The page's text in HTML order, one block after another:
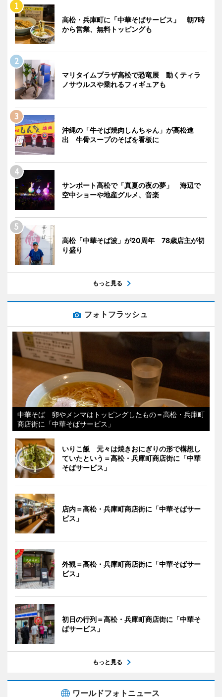
高松・兵庫町に「中華そばサービス」 朝7時
から営業、無料トッピングも
マリタイムプラザ高松で恐竜展 動くティラ
ノサウルスや乗れるフィギュアも
沖縄の「牛そば焼肉しんちゃん」が高松進
出 牛骨スープのそばを看板に
サンポート高松で「真夏の夜の夢」 海辺で
空中ショーや地産グルメ、音楽
高松「中華そば波」が20周年 78歳店主が切
り盛り
もっと見る
フォトフラッシュ
中華そば 卵やメンマはトッピングしたもの＝高松・兵庫町
商店街に「中華そばサービス」
いりこ飯 元々は焼きおにぎりの形で構想し
ていたという＝高松・兵庫町商店街に「中華
そばサービス」
店内＝高松・兵庫町商店街に「中華そばサー
ビス」
外観＝高松・兵庫町商店街に「中華そばサー
ビス」
初日の行列＝高松・兵庫町商店街に「中華そ
ばサービス」
もっと見る
ワールドフォトニュース